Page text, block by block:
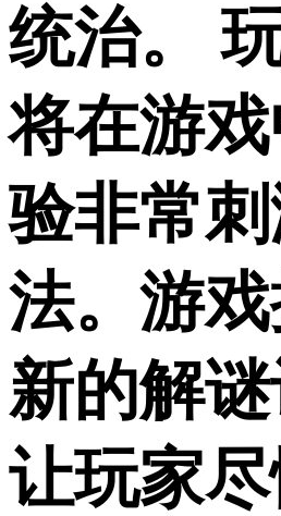
统治。
将在游
验非常
法。游
新的解谜
让玩家